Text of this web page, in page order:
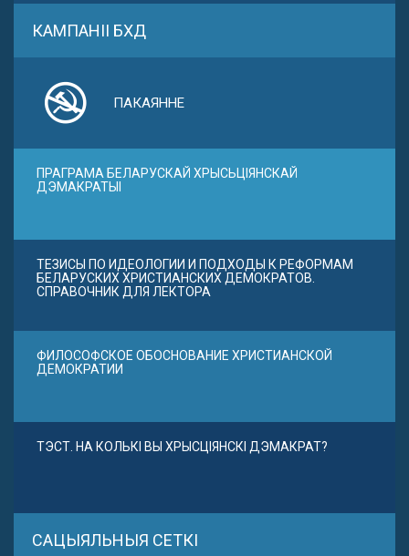
КАМПАНІІ БХД
ПАКАЯННЕ
ПРАГРАМА БЕЛАРУСКАЙ ХРЫСЬЦІЯНСКАЙ
ДЭМАКРАТЫІ
ТЕЗИСЫ ПО ИДЕОЛОГИИ И ПОДХОДЫ К РЕФОРМАМ
БЕЛАРУСКИХ ХРИСТИАНСКИХ ДЕМОКРАТОВ.
СПРАВОЧНИК ДЛЯ ЛЕКТОРА
ФИЛОСОФСКОЕ ОБОСНОВАНИЕ ХРИСТИАНСКОЙ
ДЕМОКРАТИИ
ТЭСТ. НА КОЛЬКІ ВЫ ХРЫСЦІЯНСКІ ДЭМАКРАТ?
САЦЫЯЛЬНЫЯ СЕТКІ